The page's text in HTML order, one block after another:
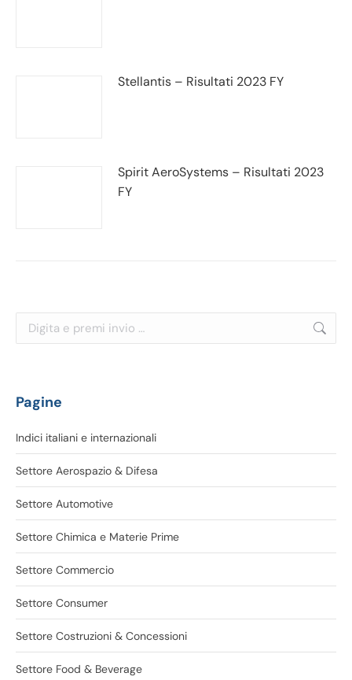
Stellantis – Risultati 2023 FY
Spirit AeroSystems – Risultati 2023
FY
Cerca:
Pagine
Indici italiani e internazionali
Settore Aerospazio & Difesa
Settore Automotive
Settore Chimica e Materie Prime
Settore Commercio
Settore Consumer
Settore Costruzioni & Concessioni
Settore Food & Beverage